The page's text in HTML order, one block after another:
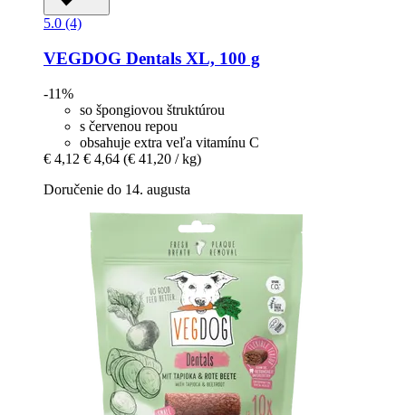
5.0 (4)
VEGDOG Dentals XL, 100 g
-11%
so špongiovou štruktúrou
s červenou repou
obsahuje extra veľa vitamínu C
€ 4,12 € 4,64 (€ 41,20 / kg)
Doručenie do 14. augusta